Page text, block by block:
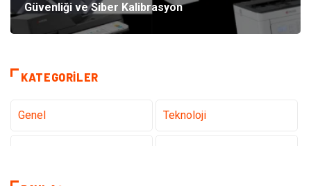
Güvenliği ve Siber Kalibrasyon
KATEGORILER
Genel Teknoloji